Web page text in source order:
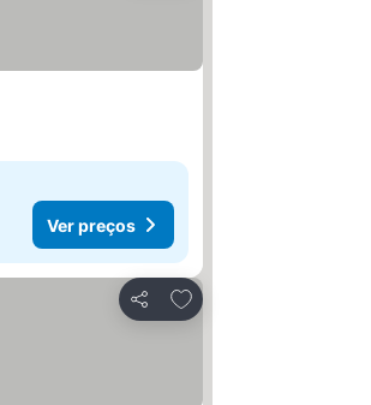
Ver preços
Partilhar
Adicionar aos favoritos